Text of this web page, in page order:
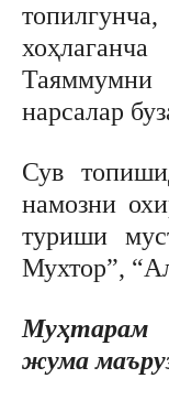
нарсалар
Сув
намозни
туриши
Мухтор”,
Муҳтарам
жума